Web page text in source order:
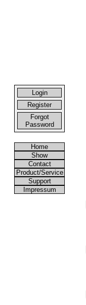
Login
Register
Forgot
Password
Home
Show
Contact
Product/Service
Support
Impressum